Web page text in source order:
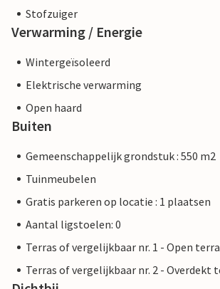
Stofzuiger
Verwarming / Energie
Wintergeïsoleerd
Elektrische verwarming
Open haard
Buiten
Gemeenschappelijk grondstuk : 550 m2
Tuinmeubelen
Gratis parkeren op locatie : 1 plaatsen
Aantal ligstoelen: 0
Terras of vergelijkbaar nr. 1 - Open
Terras of vergelijkbaar nr. 2 - Overdekt